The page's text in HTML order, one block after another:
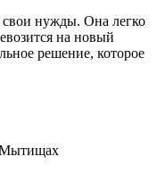
нужды. Она легко
на новый
решение, которое